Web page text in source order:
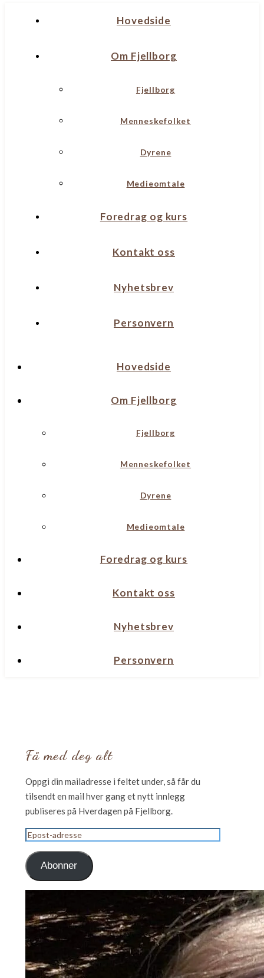
Hovedside
Om Fjellborg
Fjellborg
Menneskefolket
Dyrene
Medieomtale
Foredrag og kurs
Kontakt oss
Nyhetsbrev
Personvern
Hovedside
Om Fjellborg
Fjellborg
Menneskefolket
Dyrene
Medieomtale
Foredrag og kurs
Kontakt oss
Nyhetsbrev
Personvern
Få med deg alt
Oppgi din mailadresse i feltet under, så får du
tilsendt en mail hver gang et nytt innlegg
publiseres på Hverdagen på Fjellborg.
Epost-
adresse
Abonner